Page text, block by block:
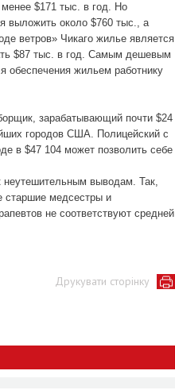
$171 тыс. в год. Но
выложить около $760 тыс., а
ветров» Чикаго жилье является
$87 тыс. в год. Самым дешевым
обеспечения жильем работнику
зарабатывающий почти $24
городов США. Полицейский с
в $47 104 может позволить себе
неутешительным выводам. Так,
старшие медсестры и
не соответствуют средней
Друкувати сторінку